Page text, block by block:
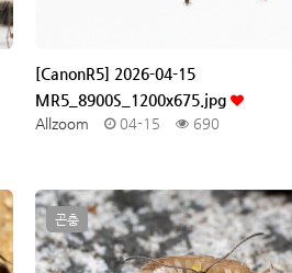
[CanonR5] 2026-04-15
MR5_8900S_1200x675.jpg
Allzoom 04-15 690
곤충